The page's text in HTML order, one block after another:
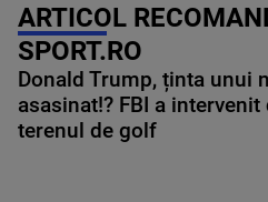
ARTICOL
SPORT.RO
Donald Trump, ținta unui
asasinat!? FBI a
terenul de golf